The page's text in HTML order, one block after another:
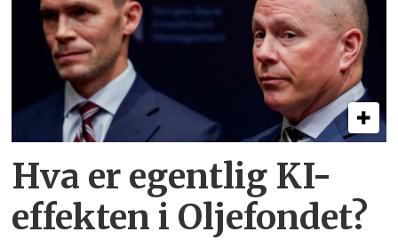
Hva er egentlig KI-
effekten i Oljefondet?